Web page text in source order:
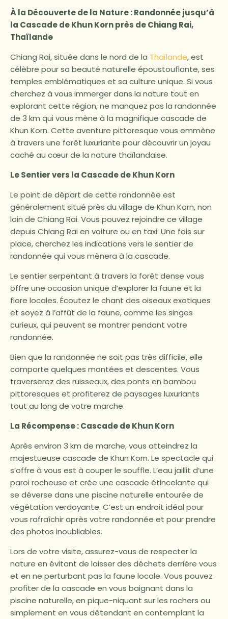
À la Découverte de la Nature : Randonnée jusqu’à
la Cascade de Khun Korn près de Chiang Rai,
Thaïlande
Chiang Rai, située dans le nord de la Thaïlande, est
célèbre pour sa beauté naturelle époustouflante, ses
temples emblématiques et sa culture unique. Si vous
cherchez à vous immerger dans la nature tout en
explorant cette région, ne manquez pas la randonnée
de 3 km qui vous mène à la magnifique cascade de
Khun Korn. Cette aventure pittoresque vous emmène
à travers une forêt luxuriante pour découvrir un joyau
caché au cœur de la nature thaïlandaise.
Le Sentier vers la Cascade de Khun Korn
Le point de départ de cette randonnée est
généralement situé près du village de Khun Korn, non
loin de Chiang Rai. Vous pouvez rejoindre ce village
depuis Chiang Rai en voiture ou en taxi. Une fois sur
place, cherchez les indications vers le sentier de
randonnée qui vous mènera à la cascade.
Le sentier serpentant à travers la forêt dense vous
offre une occasion unique d’explorer la faune et la
flore locales. Écoutez le chant des oiseaux exotiques
et soyez à l’affût de la faune, comme les singes
curieux, qui peuvent se montrer pendant votre
randonnée.
Bien que la randonnée ne soit pas très difficile, elle
comporte quelques montées et descentes. Vous
traverserez des ruisseaux, des ponts en bambou
pittoresques et profiterez de paysages luxuriants
tout au long de votre marche.
La Récompense : Cascade de Khun Korn
Après environ 3 km de marche, vous atteindrez la
majestueuse cascade de Khun Korn. Le spectacle qui
s’offre à vous est à couper le souffle. L’eau jaillit d’une
paroi rocheuse et crée une cascade étincelante qui
se déverse dans une piscine naturelle entourée de
végétation verdoyante. C’est un endroit idéal pour
vous rafraîchir après votre randonnée et pour prendre
des photos inoubliables.
Lors de votre visite, assurez-vous de respecter la
nature en évitant de laisser des déchets derrière vous
et en ne perturbant pas la faune locale. Vous pouvez
profiter de la cascade en vous baignant dans la
piscine naturelle, en pique-niquant sur les rochers ou
simplement en vous détendant en contemplant la